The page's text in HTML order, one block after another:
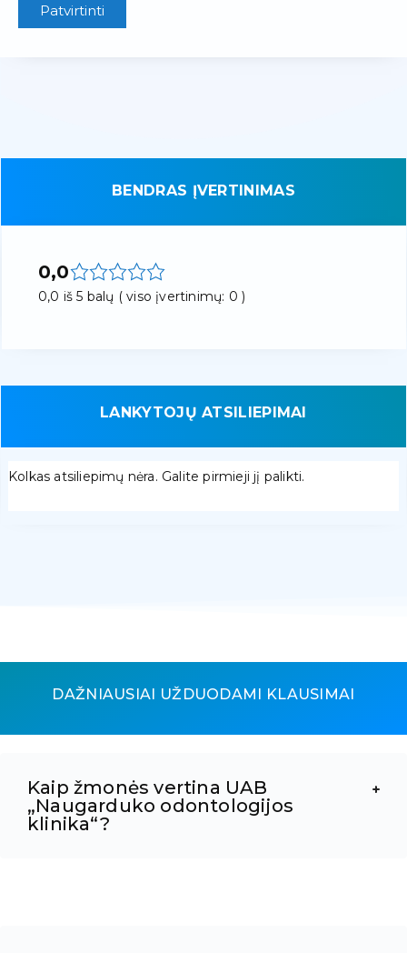
Patvirtinti
BENDRAS ĮVERTINIMAS
0,0
0,0 iš 5 balų ( viso įvertinimų: 0 )
LANKYTOJŲ ATSILIEPIMAI
Kolkas atsiliepimų nėra. Galite pirmieji jį palikti.
DAŽNIAUSIAI UŽDUODAMI KLAUSIMAI
Kaip žmonės vertina UAB
„Naugarduko odontologijos
klinika“?